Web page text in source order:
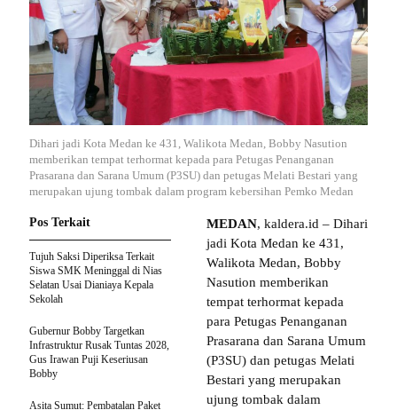
Dihari jadi Kota Medan ke 431, Walikota Medan, Bobby Nasution
memberikan tempat terhormat kepada para Petugas Penanganan
Prasarana dan Sarana Umum (P3SU) dan petugas Melati Bestari yang
merupakan ujung tombak dalam program kebersihan Pemko Medan
MEDAN, kaldera.id – Dihari
jadi Kota Medan ke 431,
Walikota Medan, Bobby
Nasution memberikan
tempat terhormat kepada
para Petugas Penanganan
Prasarana dan Sarana Umum
(P3SU) dan petugas Melati
Bestari yang merupakan
ujung tombak dalam
Pos Terkait
Tujuh Saksi Diperiksa Terkait
Siswa SMK Meninggal di Nias
Selatan Usai Dianiaya Kepala
Sekolah
Gubernur Bobby Targetkan
Infrastruktur Rusak Tuntas 2028,
Gus Irawan Puji Keseriusan
Bobby
Asita Sumut: Pembatalan Paket